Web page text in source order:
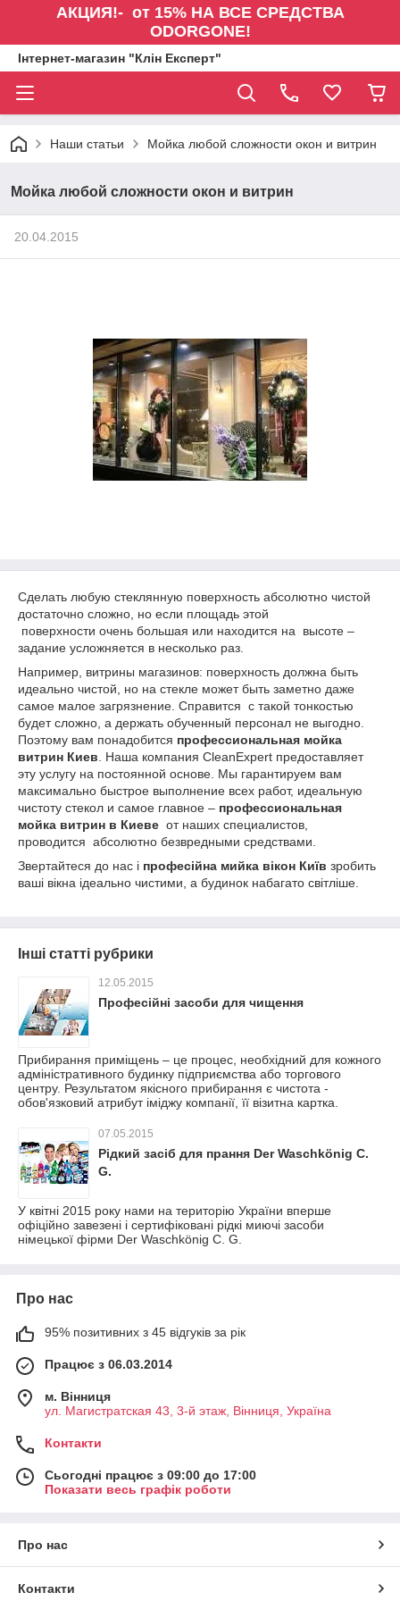
АКЦИЯ!- от 15% НА ВСЕ СРЕДСТВА
ODORGONE!
Інтернет-магазин "Клін Експерт"
Наши статьи Мойка любой сложности окон и витрин
Мойка любой сложности окон и витрин
20.04.2015
Сделать любую стеклянную поверхность абсолютно чистой
достаточно сложно, но если площадь этой
поверхности очень большая или находится на высоте –
задание усложняется в несколько раз.
Например, витрины магазинов: поверхность должна быть
идеально чистой, но на стекле может быть заметно даже
самое малое загрязнение. Справится с такой тонкостью
будет сложно, а держать обученный персонал не выгодно.
Поэтому вам понадобится профессиональная мойка
витрин Киев . Наша компания CleanExpert предоставляет
эту услугу на постоянной основе. Мы гарантируем вам
максимально быстрое выполнение всех работ, идеальную
чистоту стекол и самое главное – профессиональная
мойка витрин в Киеве от наших специалистов,
проводится абсолютно безвредными средствами.
Звертайтеся до нас і професійна мийка вікон Київ зробить
ваші вікна ідеально чистими, а будинок набагато світліше.
Інші статті рубрики
12.05.2015
Професійні засоби для чищення
Прибирання приміщень – це процес, необхідний для кожного
адміністративного будинку підприємства або торгового
центру. Результатом якісного прибирання є чистота -
обов'язковий атрибут іміджу компанії, її візитна картка.
07.05.2015
Рідкий засіб для прання Der Waschkönig C.
G.
У квітні 2015 року нами на територію України вперше
офіційно завезені і сертифіковані рідкі миючі засоби
німецької фірми Der Waschkönig C. G.
Про нас
95% позитивних з 45 відгуків за рік
Працює з 06.03.2014
м. Вінниця
ул. Магистратская 43, 3-й этаж, Вінниця, Україна
Контакти
Сьогодні працює з 09:00 до 17:00
Показати весь графік роботи
Про нас
Контакти